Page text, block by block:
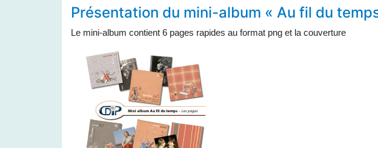
Présentation du mini-album « Au fil du
Le mini-album contient 6 pages rapides au format png et la couverture